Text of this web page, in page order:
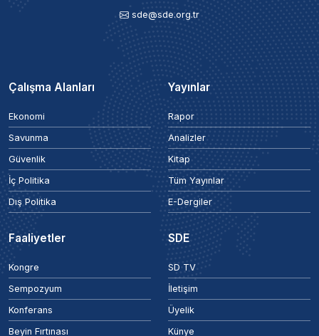
sde@sde.org.tr
Çalışma Alanları
Ekonomi
Savunma
Güvenlik
İç Politika
Dış Politika
Yayınlar
Rapor
Analizler
Kitap
Tüm Yayınlar
E-Dergiler
Faaliyetler
Kongre
Sempozyum
Konferans
Beyin Fırtınası
SDE
SD TV
İletişim
Üyelik
Künye